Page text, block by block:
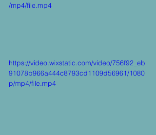
/mp4/file.mp4
https://video.wixstatic.com/video/756f92_eb
91078b966a444c8793cd1109d56961/1080
p/mp4/file.mp4